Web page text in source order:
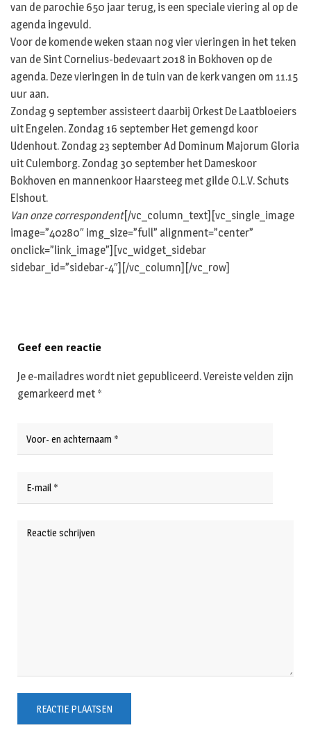
van de parochie 650 jaar terug, is een speciale viering al op de
agenda ingevuld.
Voor de komende weken staan nog vier vieringen in het teken
van de Sint Cornelius-bedevaart 2018 in Bokhoven op de
agenda. Deze vieringen in de tuin van de kerk vangen om 11.15
uur aan.
Zondag 9 september assisteert daarbij Orkest De Laatbloeiers
uit Engelen. Zondag 16 september Het gemengd koor
Udenhout. Zondag 23 september Ad Dominum Majorum Gloria
uit Culemborg. Zondag 30 september het Dameskoor
Bokhoven en mannenkoor Haarsteeg met gilde O.L.V. Schuts
Elshout.
Van onze correspondent[/vc_column_text][vc_single_image
image=”40280″ img_size=”full” alignment=”center”
onclick=”link_image”][vc_widget_sidebar
sidebar_id=”sidebar-4″][/vc_column][/vc_row]
Geef een reactie
Je e-mailadres wordt niet gepubliceerd.Vereiste velden zijn
gemarkeerd met *